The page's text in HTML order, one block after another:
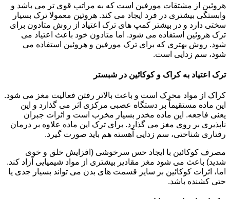
هروئین از مشتقات مورفین است که به مراتب قوی تر می باشد و
وابستگی بیشتری در فرد ایجاد می کند. هروئین معمولا ترک بسیار
سختی دارد و در بیشتر کمپ های ترک اعتیاد از روش متادون برای
ترک هروئین استفاده می شود. اما متادون خود باعث اعتیاد می
شود. روش بهتری که برای ترک مورفین و هروئین استفاده می
شود، سم زدایی است.
ترک اعتیاد به کراک و کوکائین در شبستر
کراک از مواد محرک است و باعث بالاتر رفتن فعالیت مغز می شود.
این ماده مستقیماً بر دستگاه عصبی مرکزی اثر می گذارد و این
یعنی فاجعه. این ماده مخدر بسیار مخرب است و اثرات جبران
ناپذیری بر روی مغز می گذارد. برای ترک این ماده علاوه بر درمان
رفتاری شناختی، سم زدایی آهسته هم باید صورت گیرد.
مصرف کوکائین با ایجاد حس سرخوشی (افزایش خلق و خوی
شدید) باعث می شود مغز مقادیر بیشتری از مواد شیمیایی آزاد کند.
اما، اثرات کوکائین بر سایر قسمت های بدن می تواند بسیار جدی یا
حتی کشنده باشد.